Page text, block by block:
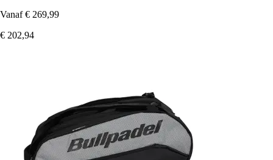
Vanaf € 269,99
€ 202,94